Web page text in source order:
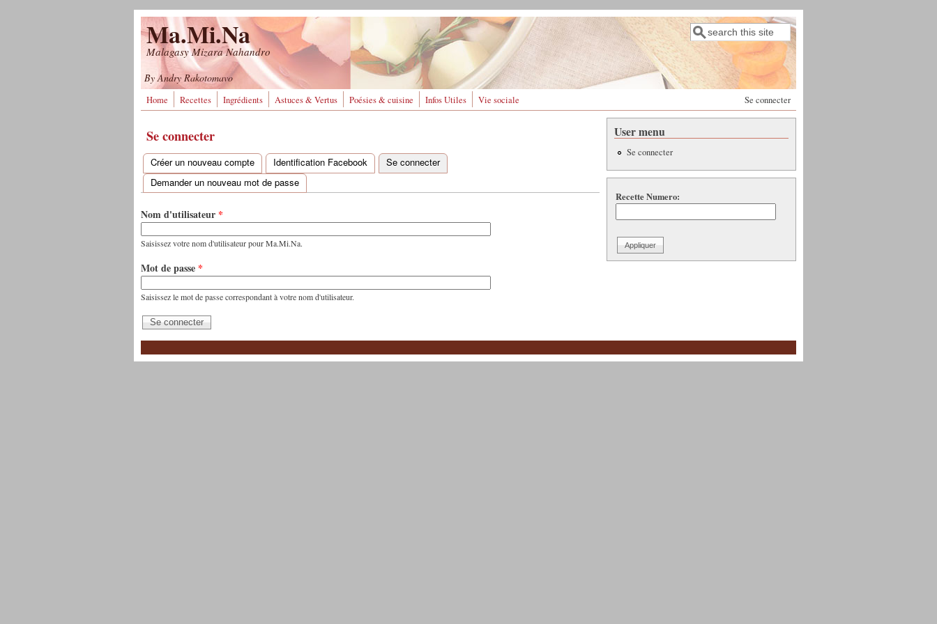
Ma.Mi.Na
Malagasy Mizara Nahandro
Formulaire de recherche
Rechercher
By Andry Rakotomavo
Home Recettes Ingrédients Astuces & Vertus Poésies & cuisine Infos Utiles Vie sociale Se connecter
Se connecter
Onglets principaux
Créer un nouveau compte Identification Facebook Se connecter(onglet actif)
Demander un nouveau mot de passe
Nom d'utilisateur *
Saisissez votre nom d'utilisateur pour Ma.Mi.Na.
Mot de passe *
Saisissez le mot de passe correspondant à votre nom d'utilisateur.
User menu
Se connecter
Recette Numero: